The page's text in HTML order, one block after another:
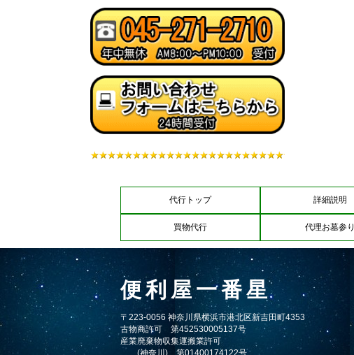
代行トップ 詳細説明
買物代行 代理お墓参り
便利屋一番星
〒223-0056 神奈川県横浜市港北区新吉田町4353
古物商許可 第452530005137号
産業廃棄物収集運搬業許可
(神奈川) 第01400174122号